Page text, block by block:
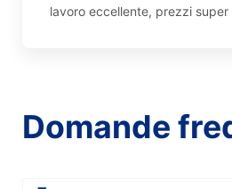
lavoro eccellente, prezzi
Domande